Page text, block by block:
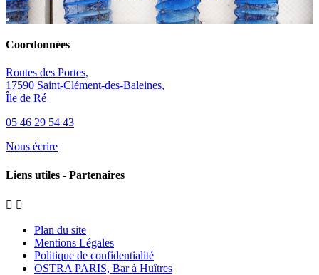
Coordonnées
Routes des Portes,
17590 Saint-Clément-des-Baleines,
Île de Ré
05 46 29 54 43
Nous écrire
Liens utiles - Partenaires
 
Plan du site
Mentions Légales
Politique de confidentialité
OSTRA PARIS, Bar à Huîtres